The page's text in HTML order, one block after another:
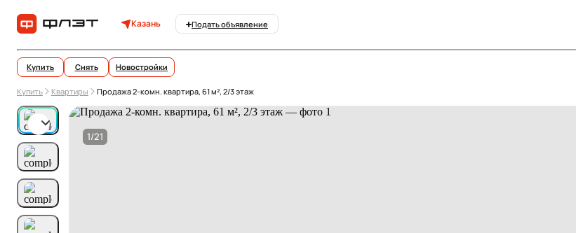
Казань Подать объявление
Купить Снять Новостройки
Купить Квартиры Продажа 2-комн. квартира, 61 м², 2/3 этаж
1/21